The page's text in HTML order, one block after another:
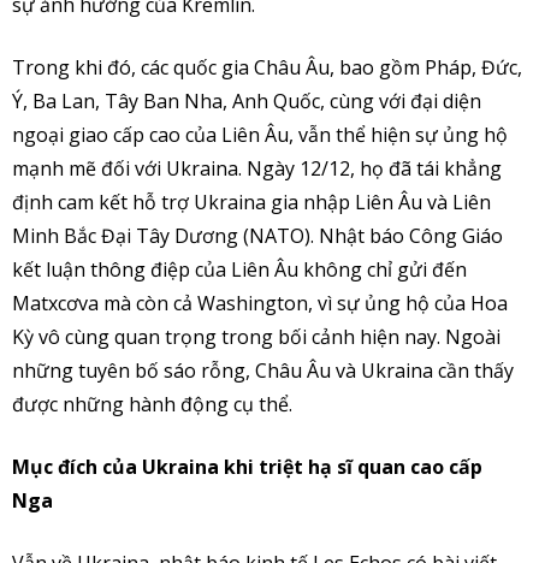
Trong khi đó, các quốc gia Châu Âu, bao gồm Pháp, Đức,
Ý, Ba Lan, Tây Ban Nha, Anh Quốc, cùng với đại diện
ngoại giao cấp cao của Liên Âu, vẫn thể hiện sự ủng hộ
mạnh mẽ đối với Ukraina. Ngày 12/12, họ đã tái khẳng
định cam kết hỗ trợ Ukraina gia nhập Liên Âu và Liên
Minh Bắc Đại Tây Dương (NATO). Nhật báo Công Giáo
kết luận thông điệp của Liên Âu không chỉ gửi đến
Matxcơva mà còn cả Washington, vì sự ủng hộ của Hoa
Kỳ vô cùng quan trọng trong bối cảnh hiện nay. Ngoài
những tuyên bố sáo rỗng, Châu Âu và Ukraina cần thấy
được những hành động cụ thể.
Mục đích của Ukraina khi triệt hạ sĩ quan cao cấp
Nga